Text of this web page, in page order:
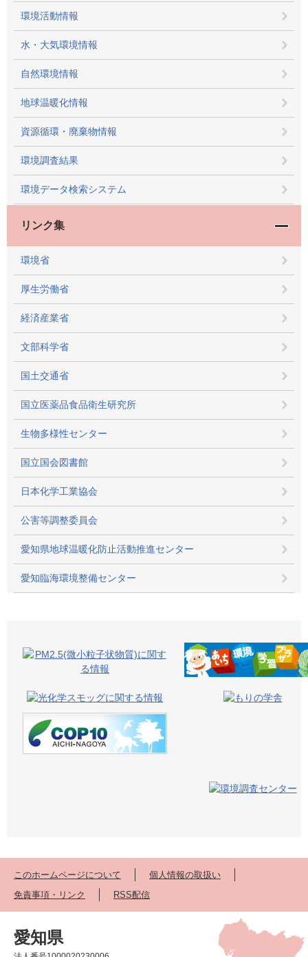
環境活動情報
水・大気環境情報
自然環境情報
地球温暖化情報
資源循環・廃棄物情報
環境調査結果
環境データ検索システム
リンク集
環境省
厚生労働省
経済産業省
文部科学省
国土交通省
国立医薬品食品衛生研究所
生物多様性センター
国立国会図書館
日本化学工業協会
公害等調整委員会
愛知県地球温暖化防止活動推進センター
愛知臨海環境整備センター
このホームページについて
個人情報の取扱い
免責事項・リンク
RSS配信
愛知県